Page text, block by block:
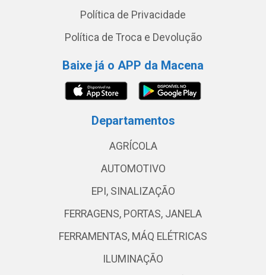
Política de Privacidade
Política de Troca e Devolução
Baixe já o APP da Macena
Departamentos
AGRÍCOLA
AUTOMOTIVO
EPI, SINALIZAÇÃO
FERRAGENS, PORTAS, JANELA
FERRAMENTAS, MÁQ ELÉTRICAS
ILUMINAÇÃO